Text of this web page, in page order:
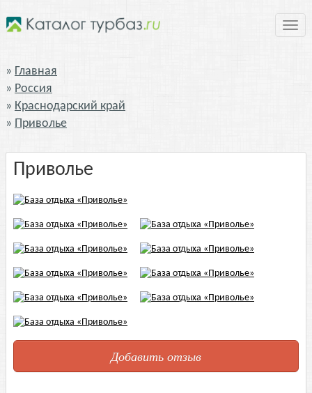
Главная
Россия
Краснодарский край
Приволье
Приволье
Добавить отзыв